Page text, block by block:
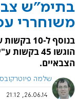
בתימ"ש
משוחררי
בנוסף ל-
הוגשו 45
הצבאיים.
שלמה
26.06.14, 21:12